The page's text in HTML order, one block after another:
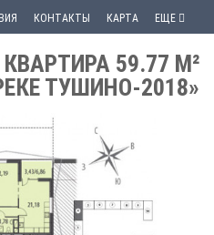
КОНТАКТЫ КАРТА ЕЩЕ
59.77 М²
ТУШИНО-2018»